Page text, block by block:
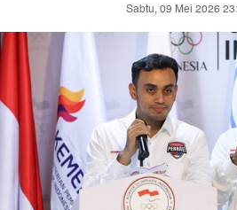
Sabtu, 09 Mei 2026